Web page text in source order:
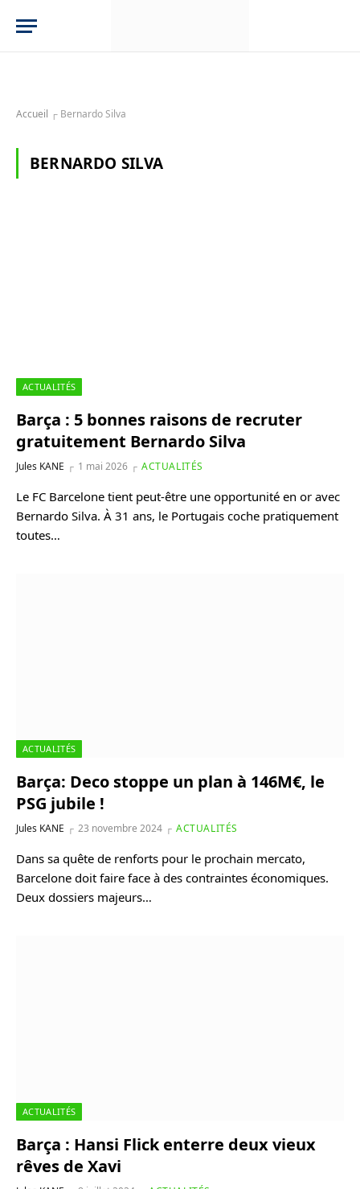
Accueil ┌ Bernardo Silva
BERNARDO SILVA
ACTUALITÉS
Barça : 5 bonnes raisons de recruter
gratuitement Bernardo Silva
Jules KANE 1 mai 2026 ACTUALITÉS
Le FC Barcelone tient peut-être une opportunité en or avec
Bernardo Silva. À 31 ans, le Portugais coche pratiquement
toutes…
ACTUALITÉS
Barça: Deco stoppe un plan à 146M€, le
PSG jubile !
Jules KANE 23 novembre 2024 ACTUALITÉS
Dans sa quête de renforts pour le prochain mercato,
Barcelone doit faire face à des contraintes économiques.
Deux dossiers majeurs…
ACTUALITÉS
Barça : Hansi Flick enterre deux vieux
rêves de Xavi